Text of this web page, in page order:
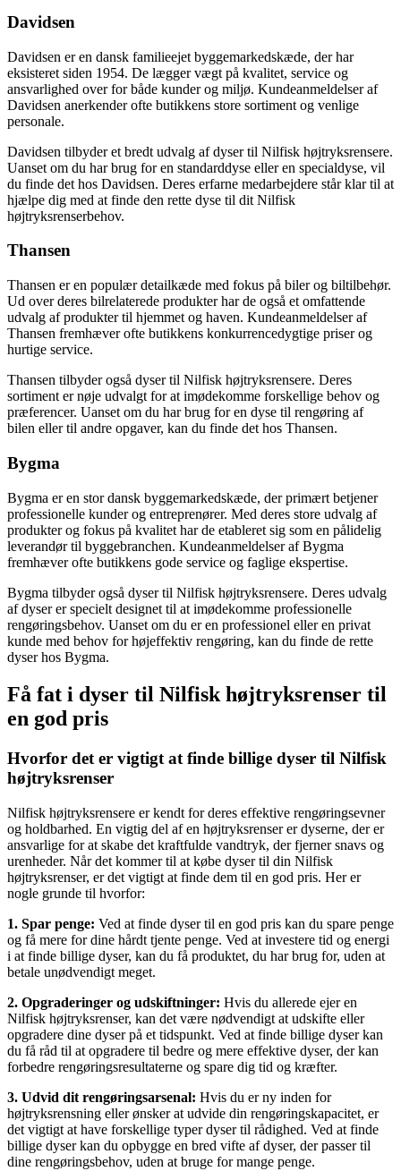
Davidsen
Davidsen er en dansk familieejet byggemarkedskæde, der har
eksisteret siden 1954. De lægger vægt på kvalitet, service og
ansvarlighed over for både kunder og miljø. Kundeanmeldelser af
Davidsen anerkender ofte butikkens store sortiment og venlige
personale.
Davidsen tilbyder et bredt udvalg af dyser til Nilfisk højtryksrensere.
Uanset om du har brug for en standarddyse eller en specialdyse, vil
du finde det hos Davidsen. Deres erfarne medarbejdere står klar til at
hjælpe dig med at finde den rette dyse til dit Nilfisk
højtryksrenserbehov.
Thansen
Thansen er en populær detailkæde med fokus på biler og biltilbehør.
Ud over deres bilrelaterede produkter har de også et omfattende
udvalg af produkter til hjemmet og haven. Kundeanmeldelser af
Thansen fremhæver ofte butikkens konkurrencedygtige priser og
hurtige service.
Thansen tilbyder også dyser til Nilfisk højtryksrensere. Deres
sortiment er nøje udvalgt for at imødekomme forskellige behov og
præferencer. Uanset om du har brug for en dyse til rengøring af
bilen eller til andre opgaver, kan du finde det hos Thansen.
Bygma
Bygma er en stor dansk byggemarkedskæde, der primært betjener
professionelle kunder og entreprenører. Med deres store udvalg af
produkter og fokus på kvalitet har de etableret sig som en pålidelig
leverandør til byggebranchen. Kundeanmeldelser af Bygma
fremhæver ofte butikkens gode service og faglige ekspertise.
Bygma tilbyder også dyser til Nilfisk højtryksrensere. Deres udvalg
af dyser er specielt designet til at imødekomme professionelle
rengøringsbehov. Uanset om du er en professionel eller en privat
kunde med behov for højeffektiv rengøring, kan du finde de rette
dyser hos Bygma.
Få fat i dyser til Nilfisk højtryksrenser til
en god pris
Hvorfor det er vigtigt at finde billige dyser til Nilfisk
højtryksrenser
Nilfisk højtryksrensere er kendt for deres effektive rengøringsevner
og holdbarhed. En vigtig del af en højtryksrenser er dyserne, der er
ansvarlige for at skabe det kraftfulde vandtryk, der fjerner snavs og
urenheder. Når det kommer til at købe dyser til din Nilfisk
højtryksrenser, er det vigtigt at finde dem til en god pris. Her er
nogle grunde til hvorfor:
1. Spar penge: Ved at finde dyser til en god pris kan du spare penge
og få mere for dine hårdt tjente penge. Ved at investere tid og energi
i at finde billige dyser, kan du få produktet, du har brug for, uden at
betale unødvendigt meget.
2. Opgraderinger og udskiftninger: Hvis du allerede ejer en
Nilfisk højtryksrenser, kan det være nødvendigt at udskifte eller
opgradere dine dyser på et tidspunkt. Ved at finde billige dyser kan
du få råd til at opgradere til bedre og mere effektive dyser, der kan
forbedre rengøringsresultaterne og spare dig tid og kræfter.
3. Udvid dit rengøringsarsenal: Hvis du er ny inden for
højtryksrensning eller ønsker at udvide din rengøringskapacitet, er
det vigtigt at have forskellige typer dyser til rådighed. Ved at finde
billige dyser kan du opbygge en bred vifte af dyser, der passer til
dine rengøringsbehov, uden at bruge for mange penge.